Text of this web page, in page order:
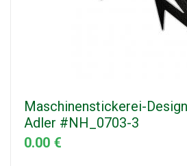
Maschinenstickerei-
Adler #NH_0703-3
0.00 €